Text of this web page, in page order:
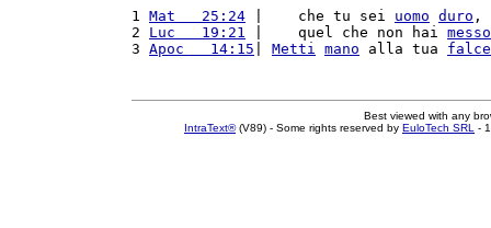
1 Mat   25:24 |    che tu sei uomo duro ,
2 Luc   19:21 |    quel che non hai messo
3 Apoc   14:15 Metti mano alla tua falce
Best viewed with any
IntraText®(V89) - Some rights reserved by EuloTech SRL -